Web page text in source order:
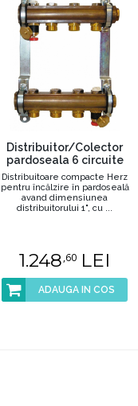
Distribuitor/Colector
pardoseala 6 circuite
Distribuitoare compacte Herz
pentru încălzire în pardoseală
avand dimensiunea
distribuitorului 1", cu ...
1.248,60LEI
ADAUGA IN COS